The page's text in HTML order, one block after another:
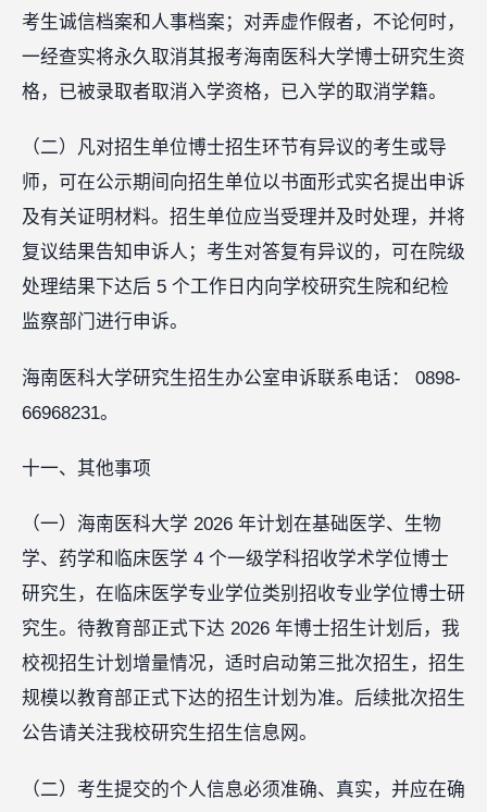
考生诚信档案和人事档案；对弄虚作假者，不论何时，
一经查实将永久取消其报考海南医科大学博士研究生资
格，已被录取者取消入学资格，已入学的取消学籍。
（二）凡对招生单位博士招生环节有异议的考生或导
师，可在公示期间向招生单位以书面形式实名提出申诉
及有关证明材料。招生单位应当受理并及时处理，并将
复议结果告知申诉人；考生对答复有异议的，可在院级
处理结果下达后 5 个工作日内向学校研究生院和纪检
监察部门进行申诉。
海南医科大学研究生招生办公室申诉联系电话： 0898-
66968231。
十一、其他事项
（一）海南医科大学 2026 年计划在基础医学、生物
学、药学和临床医学 4 个一级学科招收学术学位博士
研究生，在临床医学专业学位类别招收专业学位博士研
究生。待教育部正式下达 2026 年博士招生计划后，我
校视招生计划增量情况，适时启动第三批次招生，招生
规模以教育部正式下达的招生计划为准。后续批次招生
公告请关注我校研究生招生信息网。
（二）考生提交的个人信息必须准确、真实，并应在确